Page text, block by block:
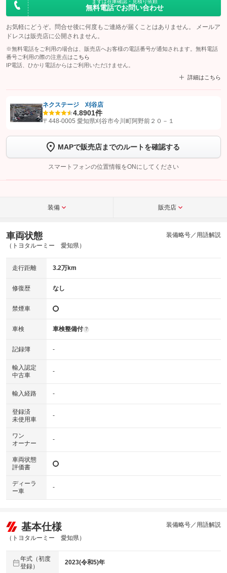
まずは在庫確認・見積り依頼
無料電話でお問い合わせ
お気軽にどうぞ。問合せ後に何度もご連絡が届くことはありません。 メールア
ドレスは販売店に公開されません。
※無料電話をご利用の場合は、販売店へお客様の電話番号が通知されます。無料電話
番号ご利用の際の注意点は こちら
IP電話、ひかり電話からはご利用いただけません。
詳細はこちら
【STEP1】認証画面でグーネットを友だち追加してから「許可する」ボタンを押
トーク画面で
ボタンをタップして問い合わせを
完了してください。
こちら
ネクステージ 刈谷店
4.8901件
〒448-0005 愛知県刈谷市今川町阿野前２０－１
MAPで販売店までのルートを確認する
スマートフォンの位置情報をONにしてください
装備 販売店
車両状態
（トヨタルーミー 愛知県）
装備略号／用語解説
走行距離 3.2万km
修復歴 なし
禁煙車
車検 車検整備付 ?
記録簿 -
輸入認定
中古車
-
輸入経路 -
登録済
未使用車
-
ワン
オーナー
-
車両状態
評価書
ディーラ
ー車
-
基本仕様
（トヨタルーミー 愛知県）
装備略号／用語解説
年式（初度
登録）
2023(令和5)年